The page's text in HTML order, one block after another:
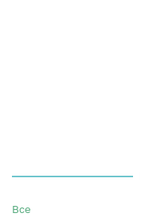
Все